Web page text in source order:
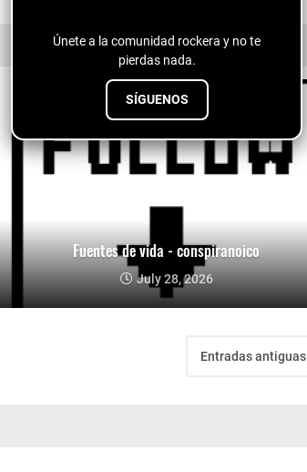
Únete a la comunidad rockera y no te
pierdas nada.
SÍGUENOS
Fuentes de vida - conspiranoico
July 28, 2026
Entradas antiguas